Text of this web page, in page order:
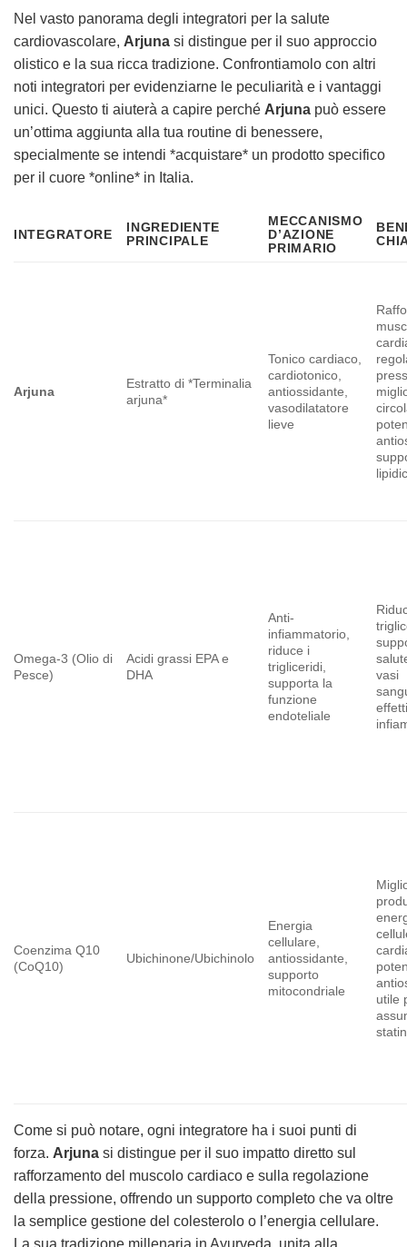
Nel vasto panorama degli integratori per la salute
cardiovascolare, Arjuna si distingue per il suo approccio
olistico e la sua ricca tradizione. Confrontiamolo con altri
noti integratori per evidenziarne le peculiarità e i vantaggi
unici. Questo ti aiuterà a capire perché Arjuna può essere
un’ottima aggiunta alla tua routine di benessere,
specialmente se intendi *acquistare* un prodotto specifico
per il cuore *online* in Italia.
INTEGRATORE
INGREDIENTE
PRINCIPALE
MECCANISMO
D’AZIONE
PRIMARIO
Arjuna
Estratto di *Terminalia
arjuna*
Tonico cardiaco,
cardiotonico,
antiossidante,
vasodilatatore
lieve
Omega-3 (Olio di
Pesce)
Acidi grassi EPA e
DHA
Anti-
infiammatorio,
riduce i
trigliceridi,
supporta la
funzione
endoteliale
vasi
Coenzima Q10
(CoQ10)
Ubichinone/Ubichinolo
Energia
cellulare,
antiossidante,
supporto
mitocondriale
utile
Come si può notare, ogni integratore ha i suoi punti di
forza. Arjuna si distingue per il suo impatto diretto sul
rafforzamento del muscolo cardiaco e sulla regolazione
della pressione, offrendo un supporto completo che va oltre
la semplice gestione del colesterolo o l’energia cellulare.
La sua tradizione millenaria in Ayurveda, unita alla